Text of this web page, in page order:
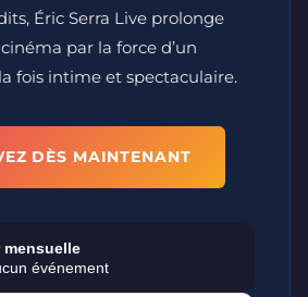
Éric Serra Live prolonge
par la force d’un
fois intime et spectaculaire.
DÈS MAINTENANT
mensuelle
événement